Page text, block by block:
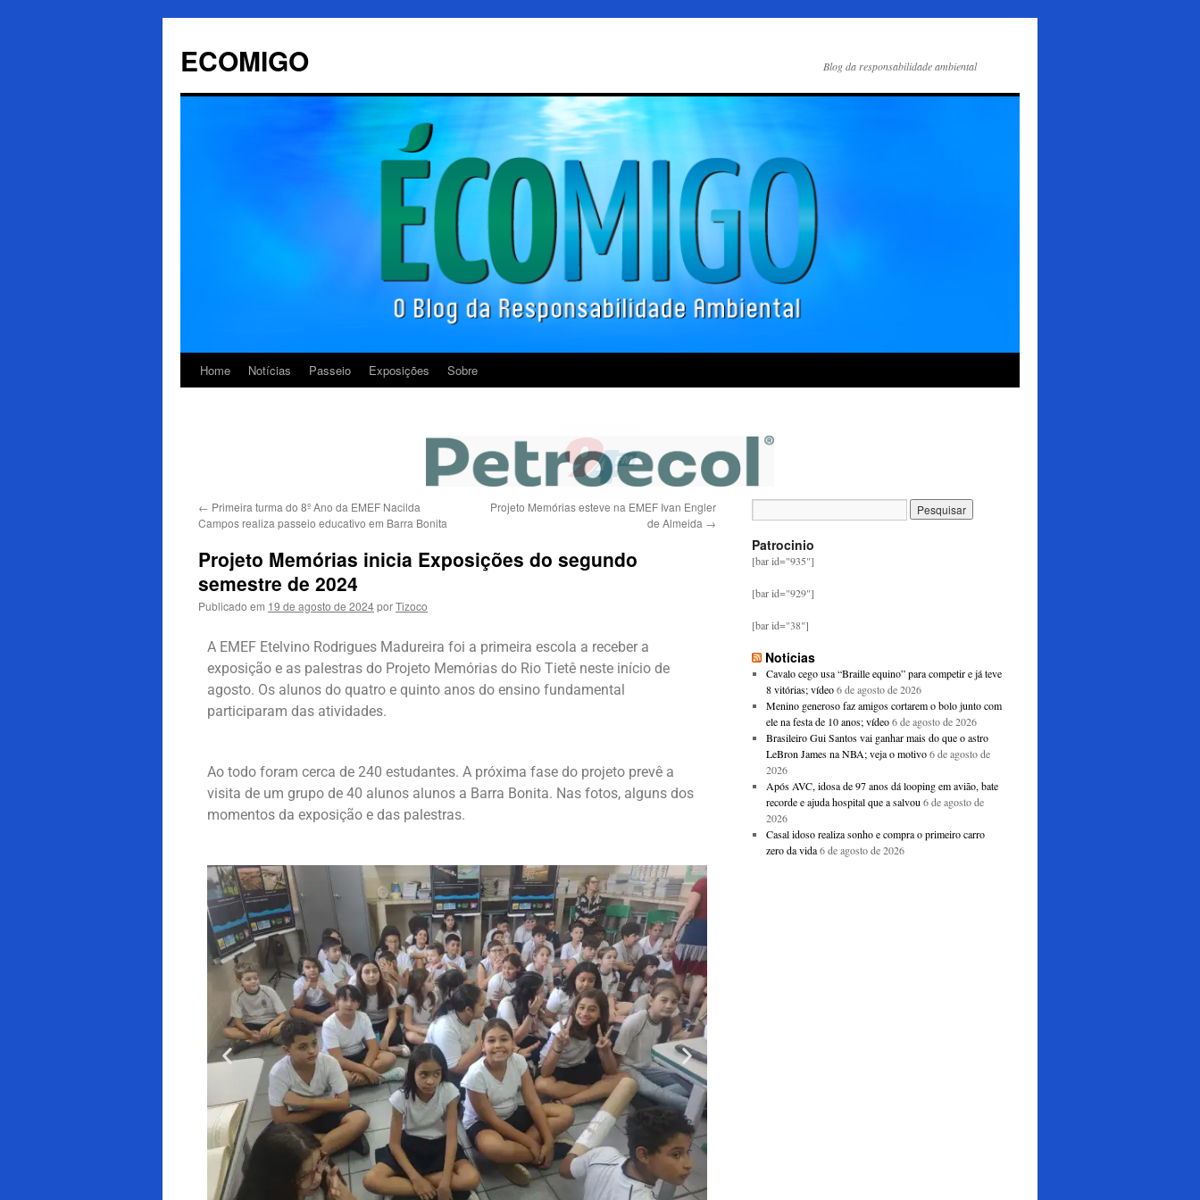
ECOMIGO Blog da responsabilidade ambiental
Home Notícias Passeio Exposições Sobre
← Primeira turma do 8º Ano da EMEF Nacilda
Campos realiza passeio educativo em Barra Bonita
Projeto Memórias esteve na EMEF Ivan Engler
de Almeida →
Projeto Memórias inicia Exposições do segundo
semestre de 2024
Publicado em 19 de agosto de 2024porTizoco
A EMEF Etelvino Rodrigues Madureira foi a primeira escola a receber a
exposição e as palestras do Projeto Memórias do Rio Tietê neste início de
agosto. Os alunos do quatro e quinto anos do ensino fundamental
participaram das atividades.
Ao todo foram cerca de 240 estudantes. A próxima fase do projeto prevê a
visita de um grupo de 40 alunos alunos a Barra Bonita. Nas fotos, alguns dos
momentos da exposição e das palestras.
Patrocinio
[bar id="935"]
[bar id="929"]
[bar id="38"]
Noticias
Cavalo cego usa “Braille equino” para competir e já teve
8 vitórias; vídeo 6 de agosto de 2026
Menino generoso faz amigos cortarem o bolo junto com
ele na festa de 10 anos; vídeo 6 de agosto de 2026
Brasileiro Gui Santos vai ganhar mais do que o astro
LeBron James na NBA; veja o motivo 6 de agosto de
2026
Após AVC, idosa de 97 anos dá looping em avião, bate
recorde e ajuda hospital que a salvou 6 de agosto de
2026
Casal idoso realiza sonho e compra o primeiro carro
zero da vida 6 de agosto de 2026